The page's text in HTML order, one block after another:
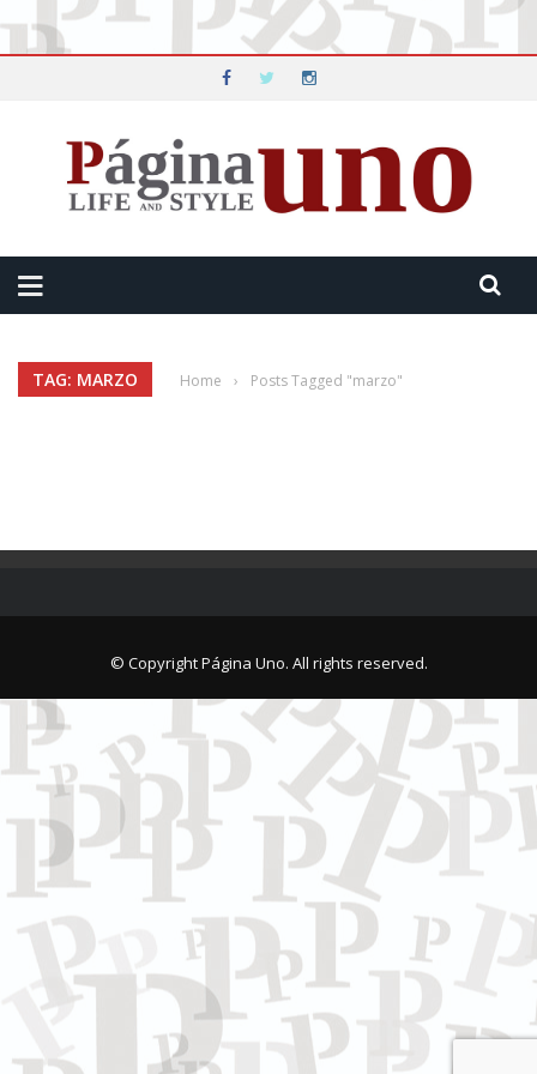
TAG: MARZO Home › Posts Tagged "marzo"
© Copyright Página Uno. All rights reserved.